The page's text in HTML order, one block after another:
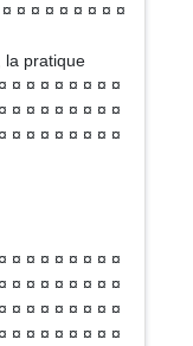
¤ ¤ ¤ ¤ ¤ ¤ ¤ ¤
la pratique
¤ ¤ ¤ ¤ ¤ ¤ ¤ ¤
¤ ¤ ¤ ¤ ¤ ¤ ¤ ¤
¤ ¤ ¤ ¤ ¤ ¤ ¤ ¤
¤ ¤ ¤ ¤ ¤ ¤ ¤ ¤
¤ ¤ ¤ ¤ ¤ ¤ ¤ ¤
¤ ¤ ¤ ¤ ¤ ¤ ¤ ¤
¤ ¤ ¤ ¤ ¤ ¤ ¤ ¤